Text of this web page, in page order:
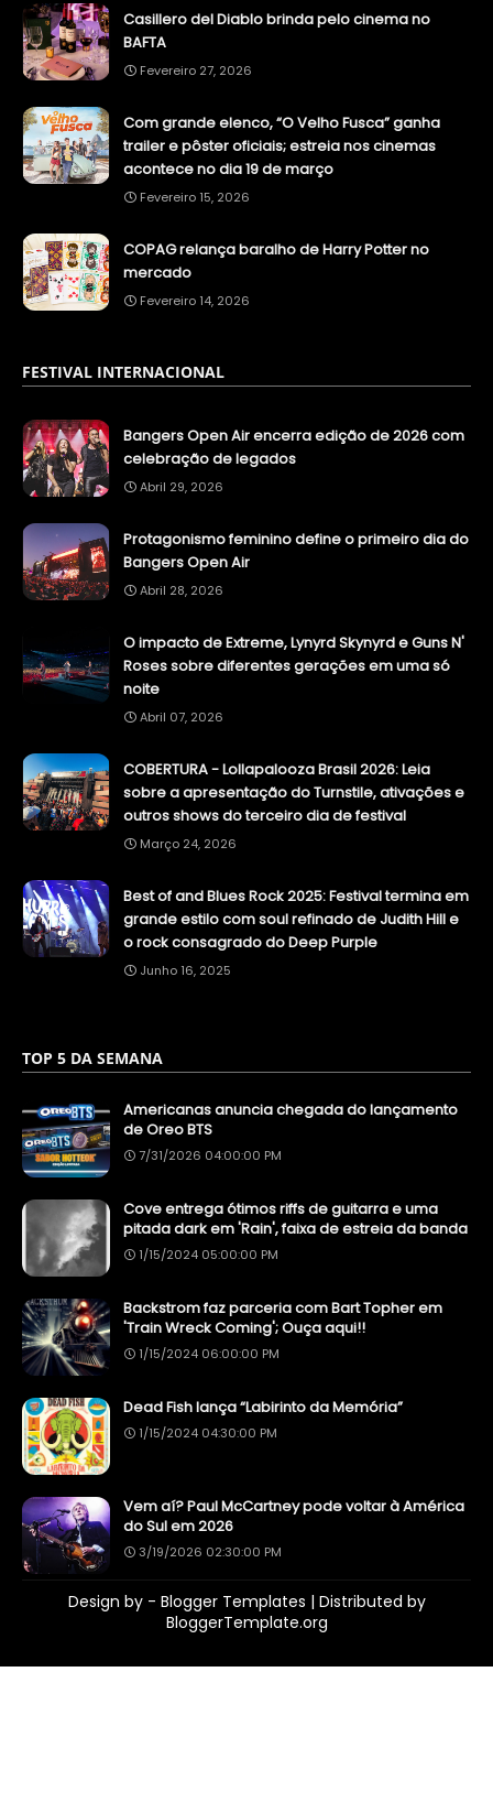
Casillero del Diablo brinda pelo cinema no
BAFTA
Fevereiro 27, 2026
Com grande elenco, “O Velho Fusca” ganha
trailer e pôster oficiais; estreia nos cinemas
acontece no dia 19 de março
Fevereiro 15, 2026
COPAG relança baralho de Harry Potter no
mercado
Fevereiro 14, 2026
FESTIVAL INTERNACIONAL
Bangers Open Air encerra edição de 2026 com
celebração de legados
Abril 29, 2026
Protagonismo feminino define o primeiro dia do
Bangers Open Air
Abril 28, 2026
O impacto de Extreme, Lynyrd Skynyrd e Guns N'
Roses sobre diferentes gerações em uma só
noite
Abril 07, 2026
COBERTURA - Lollapalooza Brasil 2026: Leia
sobre a apresentação do Turnstile, ativações e
outros shows do terceiro dia de festival
Março 24, 2026
Best of and Blues Rock 2025: Festival termina em
grande estilo com soul refinado de Judith Hill e
o rock consagrado do Deep Purple
Junho 16, 2025
TOP 5 DA SEMANA
Americanas anuncia chegada do lançamento
de Oreo BTS
7/31/2026 04:00:00 PM
Cove entrega ótimos riffs de guitarra e uma
pitada dark em 'Rain', faixa de estreia da banda
1/15/2024 05:00:00 PM
Backstrom faz parceria com Bart Topher em
'Train Wreck Coming'; Ouça aqui!!
1/15/2024 06:00:00 PM
Dead Fish lança “Labirinto da Memória”
1/15/2024 04:30:00 PM
Vem aí? Paul McCartney pode voltar à América
do Sul em 2026
3/19/2026 02:30:00 PM
Design by - Blogger Templates | Distributed by
BloggerTemplate.org